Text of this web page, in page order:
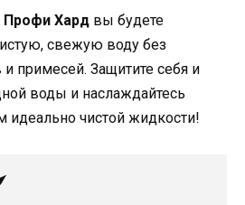
Профи Хард вы будете
свежую воду без
и примесей. Защитите себя и
воды и наслаждайтесь
чистой жидкости!